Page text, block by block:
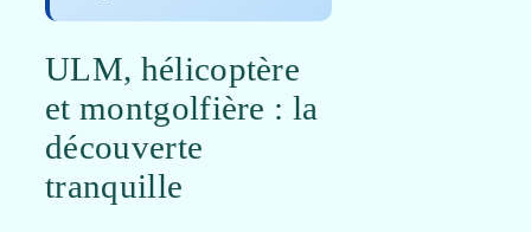
ULM, hélicoptère
et montgolfière : la
découverte
tranquille